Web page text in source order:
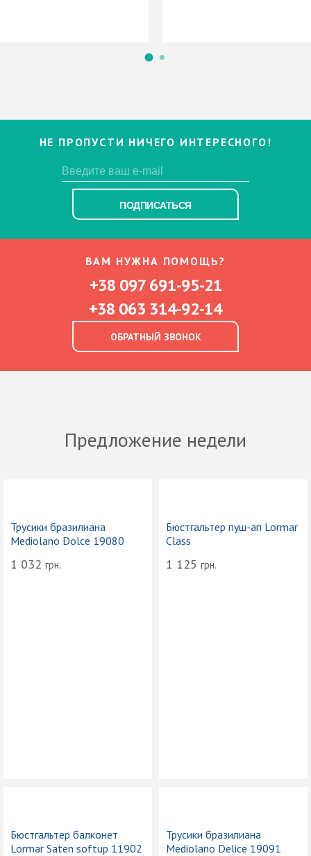
НЕ ПРОПУСТИ НИЧЕГО ИНТЕРЕСНОГО!
ПОДПИСАТЬСЯ
ВАМ НУЖНА ПОМОЩЬ?
+38 097 691-95-21
+38 063 314-92-14
ОБРАТНЫЙ ЗВОНОК
Предложение недели
Трусики бразилиана
Mediolano Dolce 19080
1 032 грн.
Бюстгальтер пуш-ап Lormar
Class
1 125 грн.
Бюстгальтер балконет
Lormar Saten softup 11902
Трусики бразилиана
Mediolano Delice 19091